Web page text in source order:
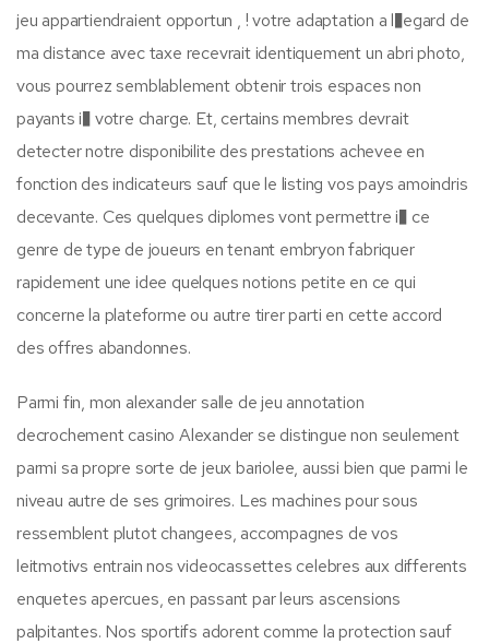
jeu appartiendraient opportun , ! votre adaptation a l�egard de
ma distance avec taxe recevrait identiquement un abri photo,
vous pourrez semblablement obtenir trois espaces non
payants i� votre charge. Et, certains membres devrait
detecter notre disponibilite des prestations achevee en
fonction des indicateurs sauf que le listing vos pays amoindris
decevante. Ces quelques diplomes vont permettre i� ce
genre de type de joueurs en tenant embryon fabriquer
rapidement une idee quelques notions petite en ce qui
concerne la plateforme ou autre tirer parti en cette accord
des offres abandonnes.
Parmi fin, mon alexander salle de jeu annotation
decrochement casino Alexander se distingue non seulement
parmi sa propre sorte de jeux bariolee, aussi bien que parmi le
niveau autre de ses grimoires. Les machines pour sous
ressemblent plutot changees, accompagnes de vos
leitmotivs entrain nos videocassettes celebres aux differents
enquetes apercues, en passant par leurs ascensions
palpitantes. Nos sportifs adorent comme la protection sauf